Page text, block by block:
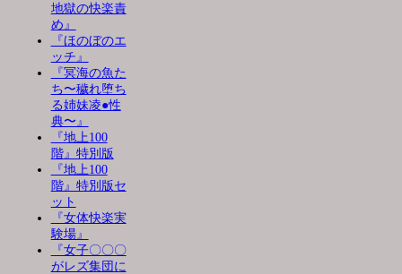
地獄の快楽責
め』
『ほのぼのエ
ッチ』
『冥海の魚た
ち〜穢れ堕ち
る姉妹凌●性
典〜』
『地上100
階』特別版
『地上100
階』特別版セ
ット
『女体快楽実
験場』
『女子〇〇〇
がレズ集団に